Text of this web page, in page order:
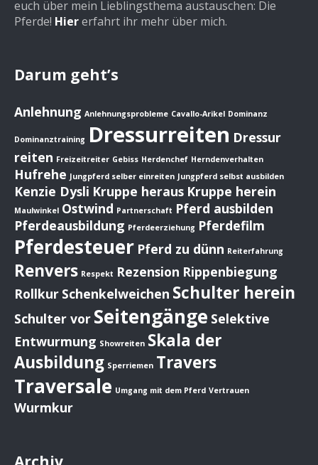
euch über mein Lieblingsthema austauschen: Die
Pferde! Hiererfahrt ihr mehr über mich.
Darum geht’s
Anlehnung Anlehnungsprobleme Cavallo-Arikel Dominanz
Dominanztraining Dressurreiten Dressur
reiten Freizeitreiter Gebiss Herdenchef Herndenverhalten
Hufrehe Jungpferd selber einreiten Jungpferd selbst ausbilden
Kenzie Dysli Kruppe heraus Kruppe herein
Maulwinkel Ostwind Partnerschaft Pferd ausbilden
Pferdeausbildung Pferdeerziehung Pferdefilm
Pferdesteuer Pferd zu dünn Reiterfahrung
Renvers Respekt Rezension Rippenbiegung
Rollkur Schenkelweichen Schulter herein
Schulter vor Seitengänge Selektive
Entwurmung Showreiten Skala der
Ausbildung Sperriemen Travers
Traversale Umgang mit dem Pferd Vertrauen
Wurmkur